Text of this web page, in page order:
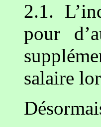
2.1.
pour
salaire